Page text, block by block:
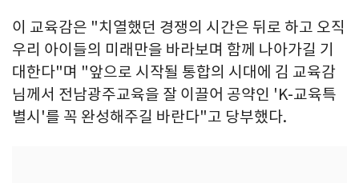
이 교육감은 "치열했던 경쟁의 시간은 뒤로 하고 오직
우리 아이들의 미래만을 바라보며 함께 나아가길 기
대한다"며 "앞으로 시작될 통합의 시대에 김 교육감
님께서 전남광주교육을 잘 이끌어 공약인 'K-교육특
별시'를 꼭 완성해주길 바란다"고 당부했다.